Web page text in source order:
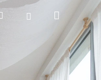
Hledat PřihlášeníNákupní
košík